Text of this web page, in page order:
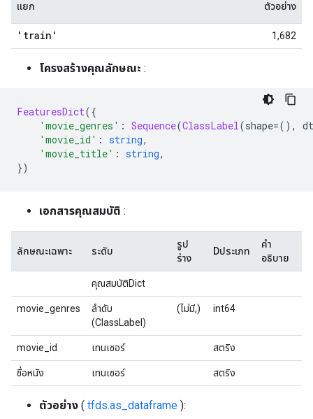
แยก ตัวอย่าง
'train' 1,682
โครงสร้างคุณลักษณะ :
FeaturesDict({
'movie_genres' : Sequence(ClassLabel(shape=(),
'movie_id' : string,
'movie_title' : string,
})
เอกสารคุณสมบัติ :
ลักษณะเฉพาะ ระดับ
รูป
ร่าง
Dประเภท
คำ
อธิบาย
คุณสมบัติDict
movie_genres
ลำดับ
(ClassLabel)
(ไม่มี,) int64
movie_id เทนเซอร์ สตริง
ชื่อหนัง เทนเซอร์ สตริง
ตัวอย่าง ( tfds.as_dataframe ):